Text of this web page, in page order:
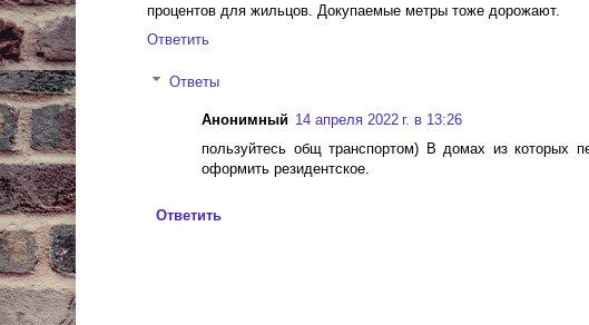
процентов для жильцов. Докупаемые метры тоже дорожают.
Ответить
Ответы
Анонимный 14 апреля 2022 г. в 13:26
пользуйтесь общ транспортом) В домах из которых
оформить резидентское.
Ответить